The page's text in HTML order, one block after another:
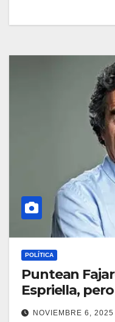
POLÍTICA
Puntean
Espriella,
NOVIEMBRE 6, 2025